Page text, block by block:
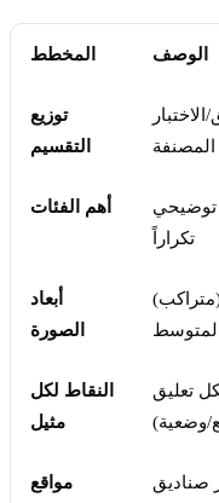
المخطط الوصف
توزيع
التقسيم
المصنفة
أهم الفئات
تعليق توضيحي
تكراراً
أبعاد
الصورة
النقاط لكل
مثيل
تعليق
وضعية)
مواقع
صناديق